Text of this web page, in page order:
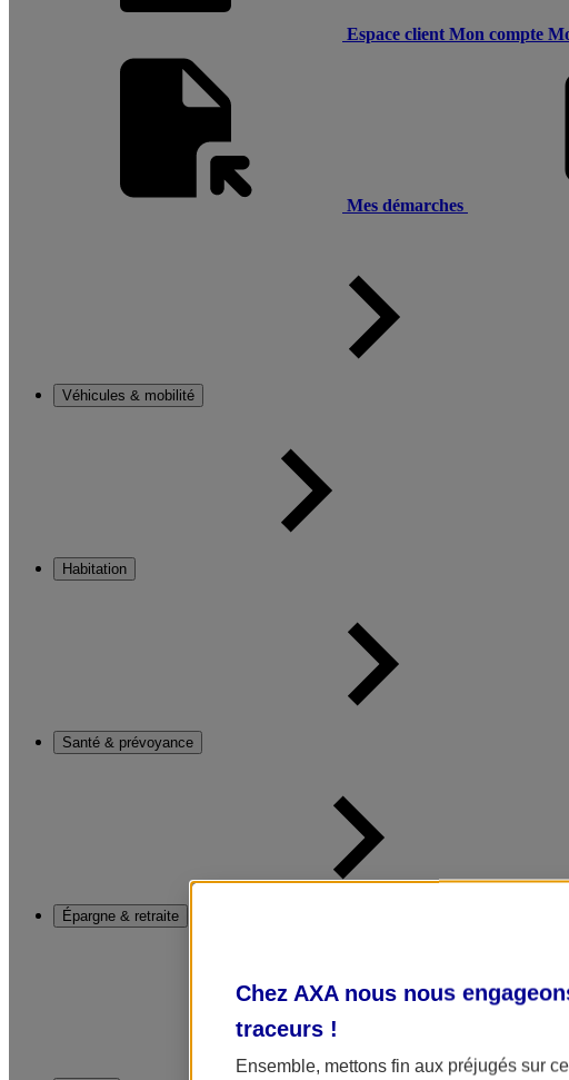
Espace client Mon compte
Mes démarches
Véhicules & mobilité
Habitation
Santé & prévoyance
Épargne & retraite
Chez AXA nous nous
traceurs !
Ensemble, mettons fin aux préjugés sur